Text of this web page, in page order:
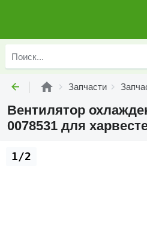
Запчасти
Вентилятор
0078531 для
1/2